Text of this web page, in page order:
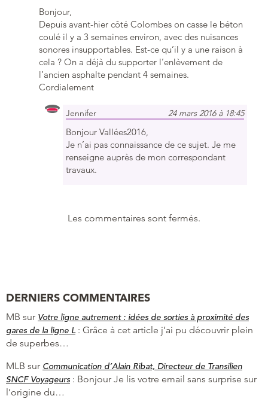
Bonjour,
Depuis avant-hier côté Colombes on casse le béton
coulé il y a 3 semaines environ, avec des nuisances
sonores insupportables. Est-ce qu’il y a une raison à
cela ? On a déjà du supporter l’enlèvement de
l’ancien asphalte pendant 4 semaines.
Cordialement
Jennifer 24 mars 2016 à 18:45
Bonjour Vallées2016,
Je n’ai pas connaissance de ce sujet. Je me
renseigne auprès de mon correspondant
travaux.
Les commentaires sont fermés.
DERNIERS COMMENTAIRES
MB sur Votre ligne autrement : idées de sorties à proximité des
gares de la ligne L : Grâce à cet article j’ai pu découvrir plein
de superbes…
MLB sur Communication d’Alain Ribat, Directeur de Transilien
SNCF Voyageurs : Bonjour Je lis votre email sans surprise sur
l’origine du…